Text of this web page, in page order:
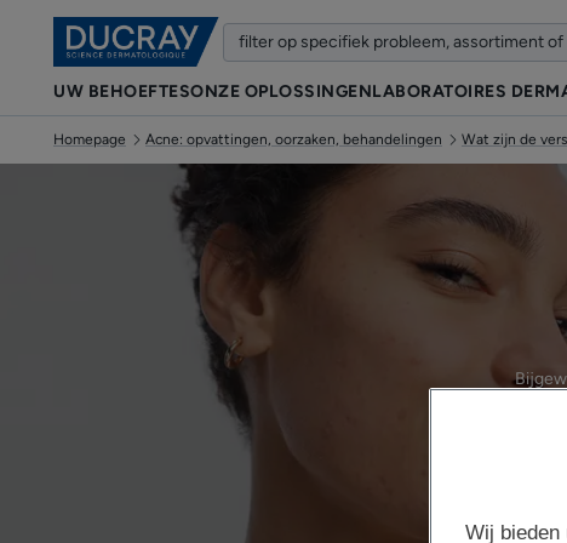
UW BEHOEFTESONZE OPLOSSINGENLABORATOIRES
Homepage Acne: opvattingen, oorzaken, behandelingen Wat zijn de
Wij bieden